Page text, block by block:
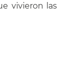
vivieron las